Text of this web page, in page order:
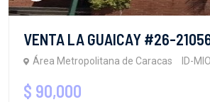
VENTA LA GUAICAY #26-
Área Metropolitana de Caracas ID-
$ 90,000